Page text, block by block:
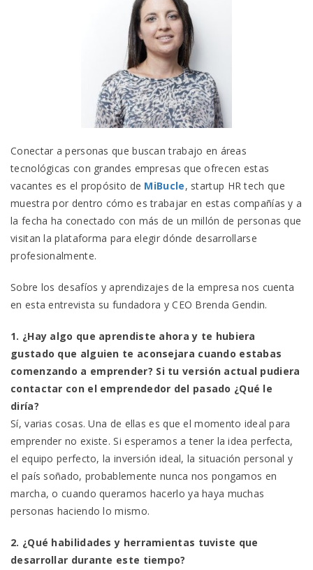
Conectar a personas que buscan trabajo en áreas
tecnológicas con grandes empresas que ofrecen estas
vacantes es el propósito de MiBucle, startup HR tech que
muestra por dentro cómo es trabajar en estas compañías y a
la fecha ha conectado con más de un millón de personas que
visitan la plataforma para elegir dónde desarrollarse
profesionalmente.
Sobre los desafíos y aprendizajes de la empresa nos cuenta
en esta entrevista su fundadora y CEO Brenda Gendin.
1. ¿Hay algo que aprendiste ahora y te hubiera
gustado que alguien te aconsejara cuando estabas
comenzando a emprender? Si tu versión actual pudiera
contactar con el emprendedor del pasado ¿Qué le
diría?
Sí, varias cosas. Una de ellas es que el momento ideal para
emprender no existe. Si esperamos a tener la idea perfecta,
el equipo perfecto, la inversión ideal, la situación personal y
el país soñado, probablemente nunca nos pongamos en
marcha, o cuando queramos hacerlo ya haya muchas
personas haciendo lo mismo.
2. ¿Qué habilidades y herramientas tuviste que
desarrollar durante este tiempo?